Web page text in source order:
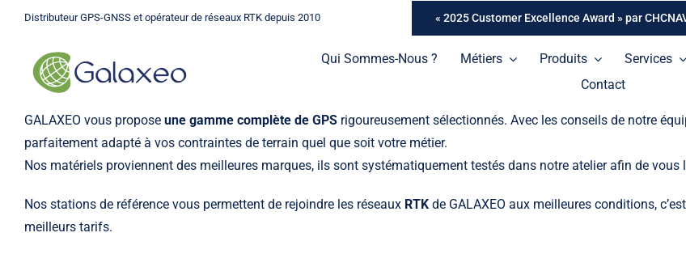
Passer
contenu
Distributeur GPS-GNSS et opérateur de réseaux RTK depuis 2010 « 2025 Customer Excellence Award » par
Qui Sommes-Nous ? Métiers Produits Services
Contact
GALAXEO vous propose une gamme complète de GPSrigoureusement sélectionnés. Avec les conseils de notre
parfaitement adapté à vos contraintes de terrain quel que soit votre métier.
Nos matériels proviennent des meilleures marques, ils sont systématiquement testés dans notre atelier afin de
Nos stations de référence vous permettent de rejoindre les réseaux RTKde GALAXEO aux meilleures conditions,
meilleurs tarifs.